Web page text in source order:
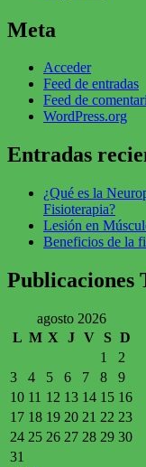
Meta
Acceder
Feed de entradas
Feed de
WordPress.org
Entradas
¿Qué es la
Fisioterapia?
Lesión en
Beneficios de la
Publicaciones
agosto 2026
L M X J V S D
1
2
3
4 5 6 7 8
9
10 11 12 13 14 15 16
17 18 19 20 21 22 23
24 25 26 27 28 29 30
31